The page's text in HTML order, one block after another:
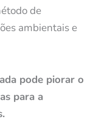
de
ambientais e
pode piorar o
para a